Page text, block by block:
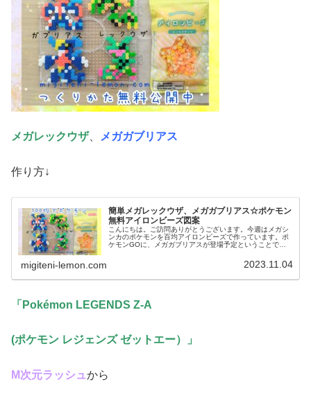
メガレックウザ、 メガガブリアス
作り方↓
簡単メガレックウザ、メガガブリアス☆ポケモン
無料アイロンビーズ図案
こんにちは。ご訪問ありがとうございます。今週はメガシ
ンカのポケモンを百均アイロンビーズで作っています。ポ
ケモンGOに、メガガブリアスが登場予定ということで、
migiteni-lemon.com 2023.11.04
「Pokémon LEGENDS Z-A
(ポケモン レジェンズ ゼットエー） 」
М次元ラッシュから